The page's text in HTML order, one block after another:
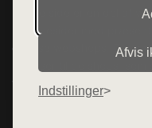
Afvis
Indstillinger
Denne side er en del af
hjemmesider med
diverse webshops. Der
varerne på lager.